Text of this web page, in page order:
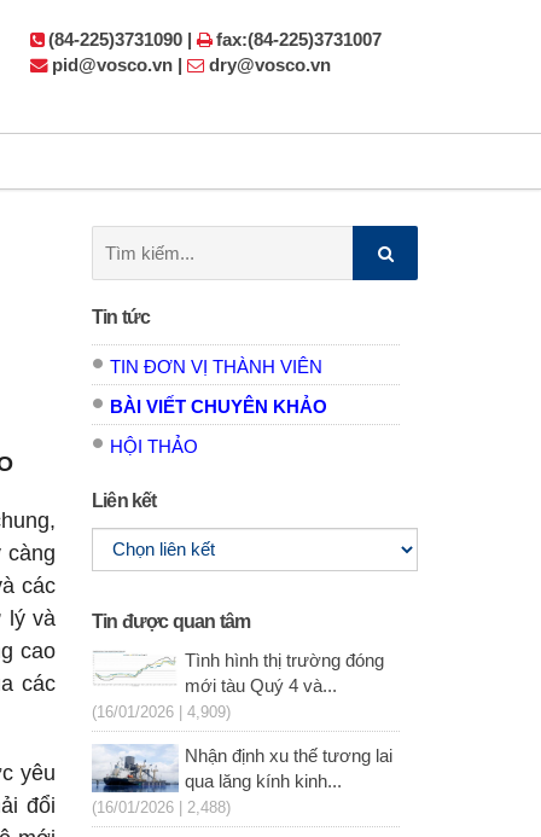
(84-225)3731090 |
fax:(84-225)3731007
pid@vosco.vn |
dry@vosco.vn
càng
các
lý và
cao
các
yêu
đổi
kiếm:
Tin tức
TIN ĐƠN VỊ THÀNH VIÊN
BÀI VIẾT CHUYÊN KHẢO
HỘI THẢO
Liên kết
Tin được quan tâm
Tình hình thị trường đóng
mới tàu Quý 4 và...
(16/01/2026 | 4,909)
Nhận định xu thế tương lai
qua lăng kính kinh...
(16/01/2026 | 2,488)